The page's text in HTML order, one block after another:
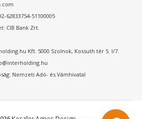
62833754-51100005
CIB Bank Zrt.
Kft. 5000 Szolnok, Kossuth tér 5. I/7.
Nemzeti Adó- és Vámhivatal